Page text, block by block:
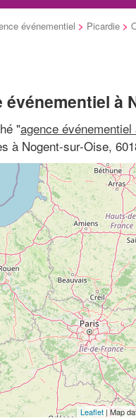
événementiel > Picardie >
événementiel à
"agence
à Nogent-sur-Oise,
Leaflet | Map